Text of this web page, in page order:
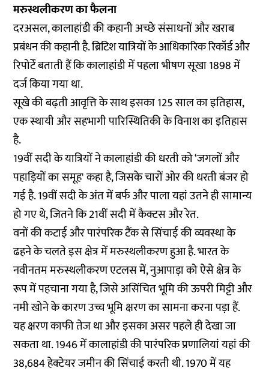
मरुस्थलीकरण का फैलना
दरअसल, कालाहांडी की कहानी अच्छे संसाधनों और खराब
प्रबंधन की कहानी है. ब्रिटिश यात्रियों के आधिकारिक रिकॉर्ड और
रिपोर्टें बताती हैं कि कालाहांडी में पहला भीषण सूखा 1898 में
दर्ज किया गया था.
सूखे की बढ़ती आवृत्ति के साथ इसका 125 साल का इतिहास,
एक स्थायी और सहभागी पारिस्थितिकी के विनाश का इतिहास
है.
19वीं सदी के यात्रियों ने कालाहांडी की धरती को ‘जगलों और
पहाड़ियों का समूह' कहा है, जिसके चारों ओर की धरती बंजर हो
गई है. 19वीं सदी के अंत में बर्फ और पाला यहां उतने ही सामान्य
हो गए थे, जितने कि 21वीं सदी में कैक्टस और रेत.
वनों की कटाई और पारंपरिक टैंक से सिंचाई की व्यवस्था के
ढहने के चलते इस क्षेत्र में मरुस्थलीकरण हुआ है. भारत के
नवीनतम मरुस्थलीकरण एटलस में, नुआपाड़ा को ऐसे क्षेत्र के
रूप में पहचाना गया है, जिसे असिंचित भूमि की ऊपरी मिट्टी और
नमी खोने के कारण उच्च भूमि क्षरण का सामना करना पड़ा हैं.
यह क्षरण काफी तेज था और इसका असर पहले ही देखा जा
सकता था. 1946 में कालाहांडी की पारंपरिक प्रणालियां यहां की
38,684 हेक्टेयर जमीन की सिंचाई करती थी. 1970 में यह